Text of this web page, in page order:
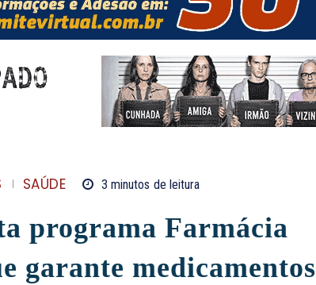
SAÚDE 3 minutos de leitura
programa Farmácia
garante medicamentos